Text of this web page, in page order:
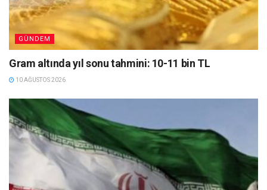
GÜNDEM
Gram altında yıl sonu tahmini: 10-11 bin TL
10 AĞUSTOS 2026